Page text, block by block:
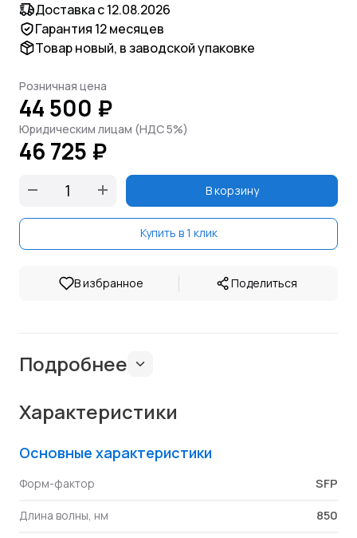
Доставка с 12.08.2026
Гарантия 12 месяцев
Товар новый, в заводской упаковке
Розничная цена
44 500 ₽
Юридическим лицам (НДС 5%)
46 725 ₽
В корзину
Купить в 1 клик
В избранное | Поделиться
Подробнее
Характеристики
Основные характеристики
Форм-фактор SFP
Длина волны, нм 850